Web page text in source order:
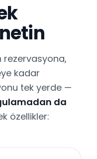
rezervasyona,
kadar
tek yerde —
da
özellikler: